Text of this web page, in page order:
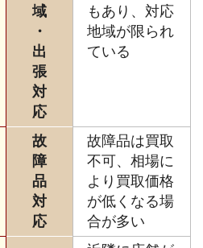
域
・
出
張
対
応
もあり、対応
地域が限られ
ている
故
障
品
対
応
故障品は買取
不可、相場に
より買取価格
が低くなる場
合が多い